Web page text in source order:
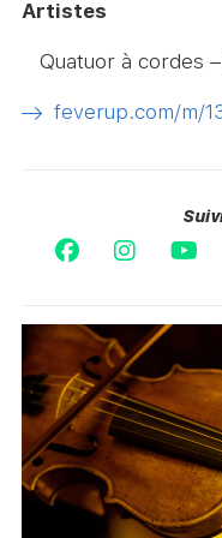
Artistes
Quatuor à cordes
feverup.com/m/